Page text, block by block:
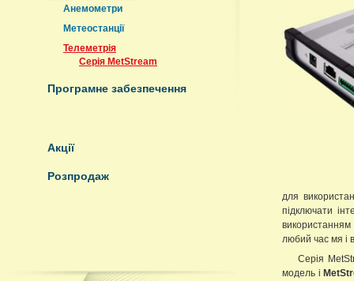
Анемометри
Метеостанції
Телеметрія
Серія MetStream
Програмне забезпечення
Акції
Розпродаж
для
підключати
використанням
любий час мя і
Серія
модель і